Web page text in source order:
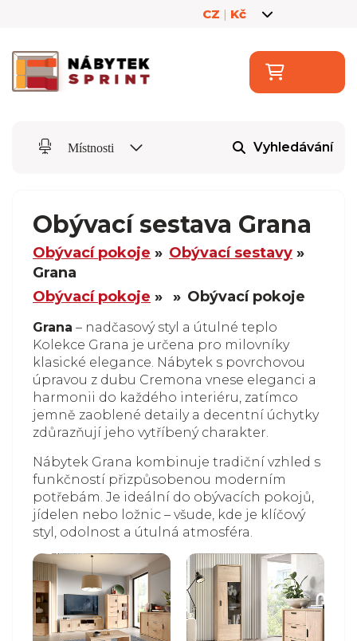
CZ | Kč
Místnosti Vyhledávání
Obývací sestava Grana
Obývací pokoje
Obývací sestavy
Grana
Obývací pokoje
Obývací pokoje
Grana – nadčasový styl a útulné teplo
Kolekce Grana je určena pro milovníky
klasické elegance. Nábytek s povrchovou
úpravou z dubu Cremona vnese eleganci a
harmonii do každého interiéru, zatímco
jemně zaoblené detaily a decentní úchytky
zdůrazňují jeho vytříbený charakter.
Nábytek Grana kombinuje tradiční vzhled s
funkčností přizpůsobenou moderním
potřebám. Je ideální do obývacích pokojů,
jídelen nebo ložnic – všude, kde je klíčový
styl, odolnost a útulná atmosféra.